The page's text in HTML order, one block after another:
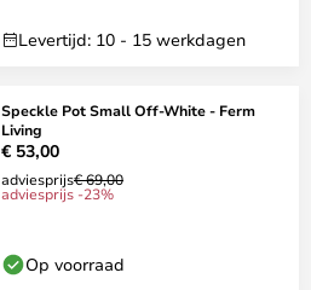
Levertijd: 10 - 15 werkdagen
Speckle Pot Small Off-White - Ferm
Living
€ 53,00
adviesprijs€ 69,00
adviesprijs -23%
Op voorraad